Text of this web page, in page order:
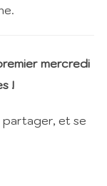
mercredi
!
partager, et se